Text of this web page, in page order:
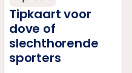
Tipkaart voor
dove of
slechthorende
sporters